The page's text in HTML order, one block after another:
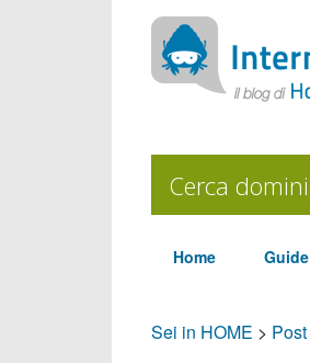
Cerca
Home Guide
Sei in HOME >